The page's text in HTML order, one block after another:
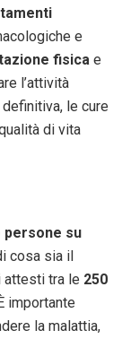
e
fisica e
l’attività
le cure
di vita
persone su
cosa sia il
attesti tra le 250
importante
la malattia,